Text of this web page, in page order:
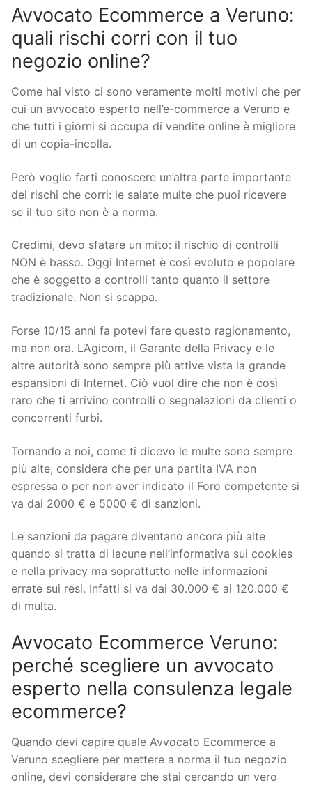
Avvocato Ecommerce a Veruno:
quali rischi corri con il tuo
negozio online?
Come hai visto ci sono veramente molti motivi che per
cui un avvocato esperto nell’e-commerce a Veruno e
che tutti i giorni si occupa di vendite online è migliore
di un copia-incolla.
Però voglio farti conoscere un’altra parte importante
dei rischi che corri: le salate multe che puoi ricevere
se il tuo sito non è a norma.
Credimi, devo sfatare un mito: il rischio di controlli
NON è basso. Oggi Internet è così evoluto e popolare
che è soggetto a controlli tanto quanto il settore
tradizionale. Non si scappa.
Forse 10/15 anni fa potevi fare questo ragionamento,
ma non ora. L’Agicom, il Garante della Privacy e le
altre autorità sono sempre più attive vista la grande
espansioni di Internet. Ciò vuol dire che non è così
raro che ti arrivino controlli o segnalazioni da clienti o
concorrenti furbi.
Tornando a noi, come ti dicevo le multe sono sempre
più alte, considera che per una partita IVA non
espressa o per non aver indicato il Foro competente si
va dai 2000 € e 5000 € di sanzioni.
Le sanzioni da pagare diventano ancora più alte
quando si tratta di lacune nell’informativa sui cookies
e nella privacy ma soprattutto nelle informazioni
errate sui resi. Infatti si va dai 30.000 € ai 120.000 €
di multa.
Avvocato Ecommerce Veruno:
perché scegliere un avvocato
esperto nella consulenza legale
ecommerce?
Quando devi capire quale Avvocato Ecommerce a
Veruno scegliere per mettere a norma il tuo negozio
online, devi considerare che stai cercando un vero